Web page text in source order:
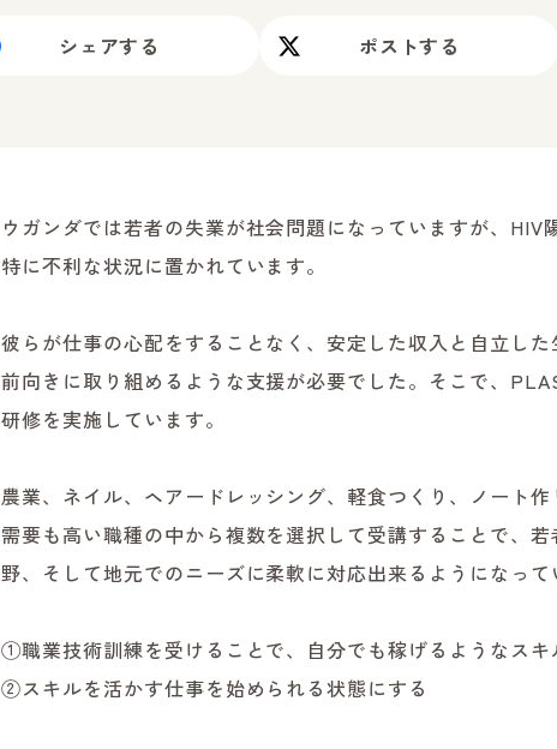
シェアする ポストする
ウガンダでは若者の失業が社会問題になっていますが、HIV
特に不利な状況に置かれています。
彼らが仕事の心配をすることなく、安定した収入と自立し
前向きに取り組めるような支援が必要でした。そこで、
研修を実施しています。
農業、ネイル、ヘアードレッシング、軽食つくり、ノート作
需要も高い職種の中から複数を選択して受講することで、
野、そして地元でのニーズに柔軟に対応出来るようになって
①職業技術訓練を受けることで、自分でも稼げるようなスキ
②スキルを活かす仕事を始められる状態にする